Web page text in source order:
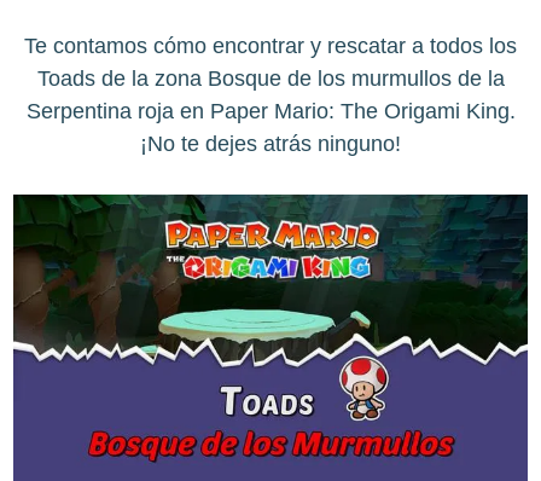
Te contamos cómo encontrar y rescatar a todos los
Toads de la zona Bosque de los murmullos de la
Serpentina roja en Paper Mario: The Origami King.
¡No te dejes atrás ninguno!